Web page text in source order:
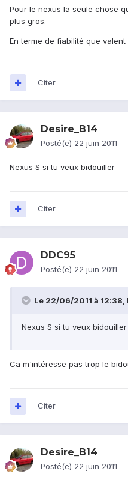
Pour le nexus la seule chose
plus gros.
En terme de fiabilité que valent
Citer
Desire_B14
Posté(e) 22 juin 2011
Nexus S si tu veux bidouiller
Citer
DDC95
Posté(e) 22 juin 2011
Le 22/06/2011 à 12:38,
Nexus S si tu veux bidouiller
Ca m'intéresse pas trop le
Citer
Desire_B14
Posté(e) 22 juin 2011